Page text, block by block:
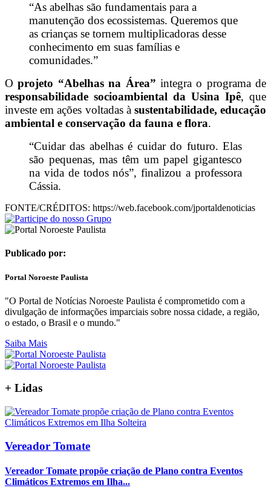
“As abelhas são fundamentais para a
manutenção dos ecossistemas. Queremos que
as crianças se tornem multiplicadoras desse
conhecimento em suas famílias e
comunidades.”
Oprojeto “Abelhas na Área” integra o programa de
responsabilidade socioambiental da Usina Ipê, que
investe em ações voltadas à sustentabilidade, educação
ambiental e conservação da fauna e flora.
“Cuidar das abelhas é cuidar do futuro. Elas
são pequenas, mas têm um papel gigantesco
na vida de todos nós”, finalizou a professora
Cássia.
FONTE/CRÉDITOS: https://web.facebook.com/jportaldenoticias
Publicado por:
Portal Noroeste Paulista
"O Portal de Notícias Noroeste Paulista é comprometido com a
divulgação de informações imparciais sobre nossa cidade, a região,
o estado, o Brasil e o mundo."
Saiba Mais
+ Lidas
Vereador Tomate
Vereador Tomate propõe criação de Plano contra Eventos
Climáticos Extremos em Ilha...